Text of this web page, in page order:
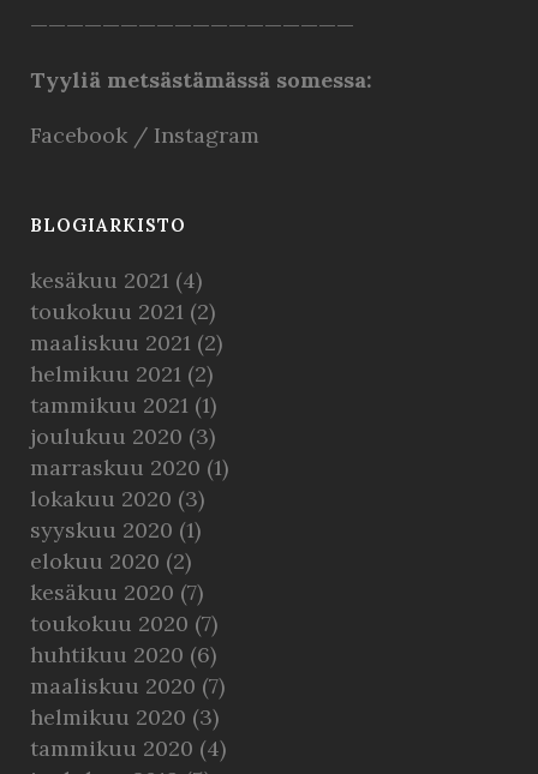
——————————————————
Tyyliä metsästämässä somessa:
Facebook / Instagram
BLOGIARKISTO
kesäkuu 2021 (4)
toukokuu 2021 (2)
maaliskuu 2021 (2)
helmikuu 2021 (2)
tammikuu 2021 (1)
joulukuu 2020 (3)
marraskuu 2020 (1)
lokakuu 2020 (3)
syyskuu 2020 (1)
elokuu 2020 (2)
kesäkuu 2020 (7)
toukokuu 2020 (7)
huhtikuu 2020 (6)
maaliskuu 2020 (7)
helmikuu 2020 (3)
tammikuu 2020 (4)